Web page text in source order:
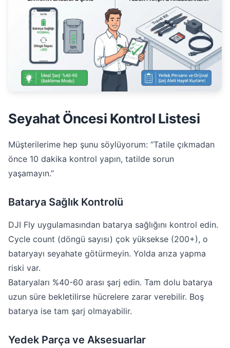
Seyahat Öncesi Kontrol Listesi
Müşterilerime hep şunu söylüyorum: “Tatile çıkmadan
önce 10 dakika kontrol yapın, tatilde sorun
yaşamayın.”
Batarya Sağlık Kontrolü
DJI Fly uygulamasından batarya sağlığını kontrol edin.
Cycle count (döngü sayısı) çok yüksekse (200+), o
bataryayı seyahate götürmeyin. Yolda arıza yapma
riski var.
Bataryaları %40-60 arası şarj edin. Tam dolu batarya
uzun süre bekletilirse hücrelere zarar verebilir. Boş
batarya ise tam şarj olmayabilir.
Yedek Parça ve Aksesuarlar